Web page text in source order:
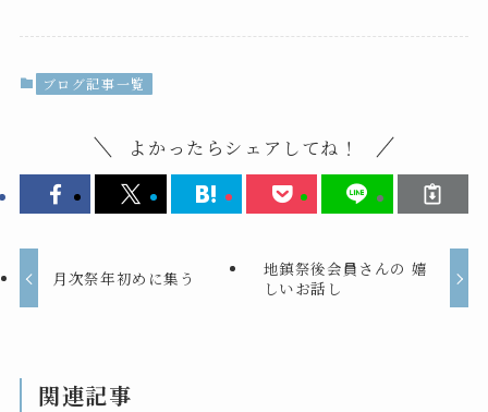
ブログ記事一覧
よかったらシェアしてね！
月次祭年初めに集う
地鎮祭後会員さんの 嬉
しいお話し
関連記事